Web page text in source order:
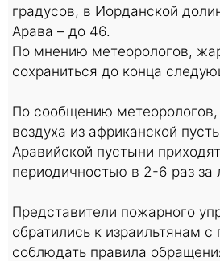
градусов, в Иорданской
Арава – до 46.
По мнению метеорологов,
сохраниться до конца
По сообщению метеорологов,
воздуха из африканской
Аравийской пустыни
периодичностью в 2-6 раз за
Представители пожарного
обратились к израильтянам с
соблюдать правила